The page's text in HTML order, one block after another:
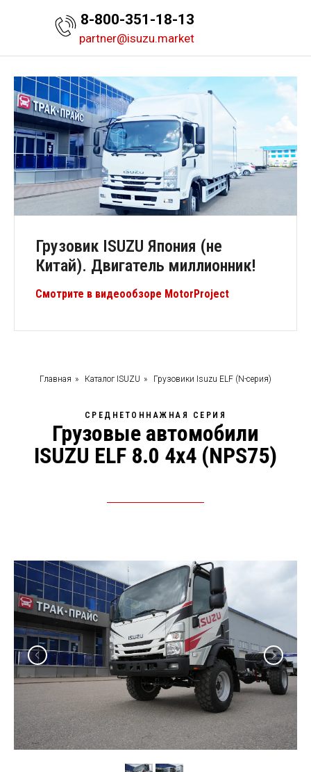
8-800-351-18-13
partner@isuzu.market
Грузовик ISUZU Япония (не
Китай). Двигатель миллионник!
Смотрите в видеообзоре MotorProject
Главная » Каталог ISUZU » Грузовики Isuzu ELF (N-серия)
СРЕДНЕТОННАЖНАЯ СЕРИЯ
Грузовые автомобили
ISUZU ELF 8.0 4x4 (NPS75)